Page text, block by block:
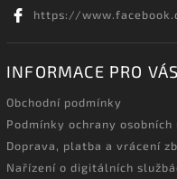
https://
INFORMACE PRO VÁS
Obchodní podmínky
Podmínky ochrany osobních
Doprava, platba a vrácení
Nařízení o digitálních